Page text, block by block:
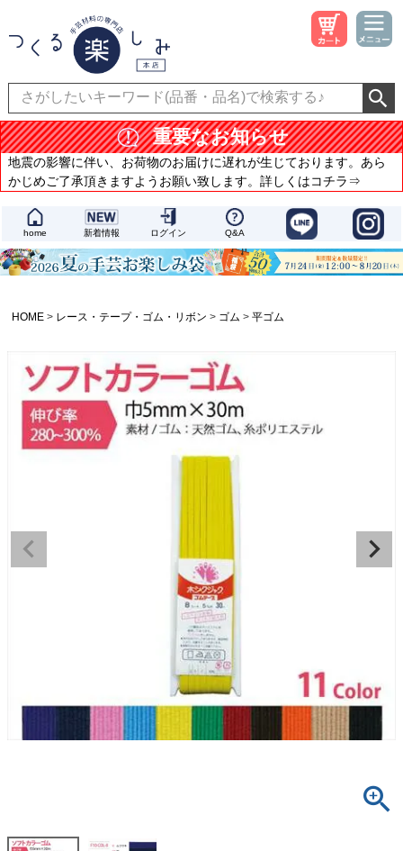
重要なお知らせ
地震の影響に伴い、お荷物のお届けに遅れが生じております。あら
かじめご了承頂きますようお願い致します。詳しくはコチラ⇒
home 新着情報 ログイン Q&A
HOME レース・テープ・ゴム・リボン ゴム 平ゴム